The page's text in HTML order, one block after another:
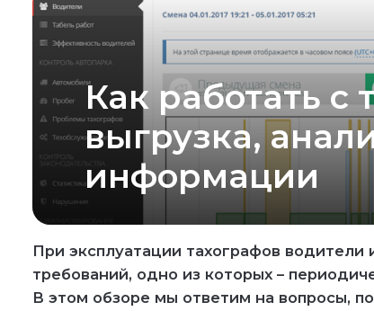
Как работать с
выгрузка,
информации
При эксплуатации тахографов
требований, одно из которых –
В этом обзоре мы ответим на вопросы,